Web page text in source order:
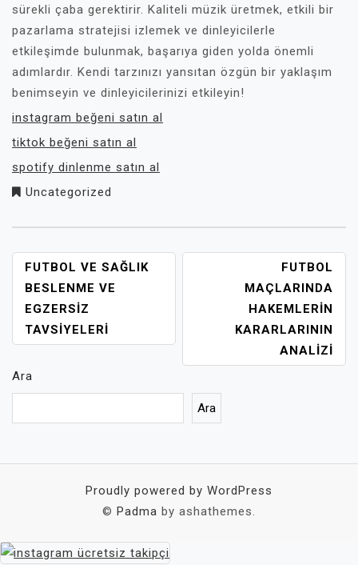
sürekli çaba gerektirir. Kaliteli müzik üretmek, etkili bir
pazarlama stratejisi izlemek ve dinleyicilerle
etkileşimde bulunmak, başarıya giden yolda önemli
adımlardır. Kendi tarzınızı yansıtan özgün bir yaklaşım
benimseyin ve dinleyicilerinizi etkileyin!
instagram beğeni satın al
tiktok beğeni satın al
spotify dinlenme satın al
Uncategorized
YAZI
GEZINMESI
FUTBOL VE SAĞLIK
BESLENME VE
EGZERSIZ
TAVSIYELERI
FUTBOL
MAÇLARINDA
HAKEMLERIN
KARARLARININ
ANALIZI
Ara
Ara
Proudly powered by WordPress
© Padma by ashathemes.